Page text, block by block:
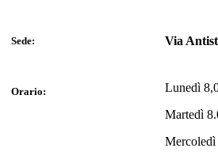
Sede: Via
Orario:
Lunedì
Martedì